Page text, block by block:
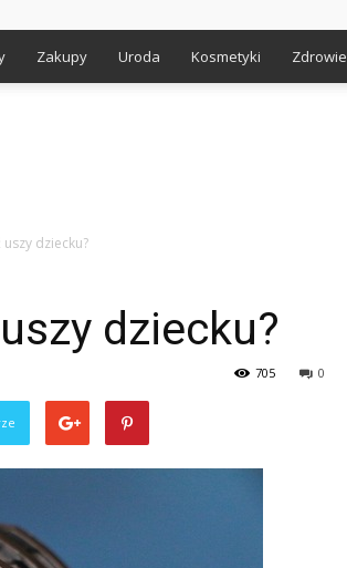
Zakupy Uroda Kosmetyki Zdrowie
uszy dziecku?
dziecku?
0
705